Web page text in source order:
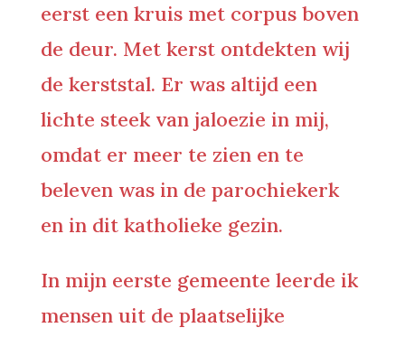
eerst een kruis met corpus boven
de deur. Met kerst ontdekten wij
de kerststal. Er was altijd een
lichte steek van jaloezie in mij,
omdat er meer te zien en te
beleven was in de parochiekerk
en in dit katholieke gezin.
In mijn eerste gemeente leerde ik
mensen uit de plaatselijke